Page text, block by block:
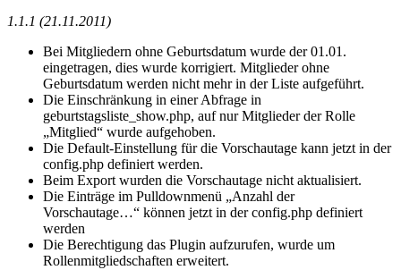
1.1.1 (21.11.2011)
Bei Mitgliedern ohne Geburtsdatum wurde der 01.01.
eingetragen, dies wurde korrigiert. Mitglieder ohne
Geburtsdatum werden nicht mehr in der Liste aufgeführt.
Die Einschränkung in einer Abfrage in
geburtstagsliste_show.php, auf nur Mitglieder der Rolle
„Mitglied“ wurde aufgehoben.
Die Default-Einstellung für die Vorschautage kann jetzt in der
config.php definiert werden.
Beim Export wurden die Vorschautage nicht aktualisiert.
Die Einträge im Pulldownmenü „Anzahl der
Vorschautage…“ können jetzt in der config.php definiert
werden
Die Berechtigung das Plugin aufzurufen, wurde um
Rollenmitgliedschaften erweitert.